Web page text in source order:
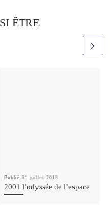
ÊTRE
Publié31 juillet 2018
2001 l’odyssée de l’espace